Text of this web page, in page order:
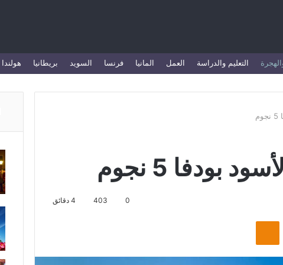
التعليم والدراسة العمل المانيا فرنسا السويد بريطانيا هولندا
5 نجوم
0
403
Odnoklassniki